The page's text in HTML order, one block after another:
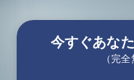
今すぐあな
（完